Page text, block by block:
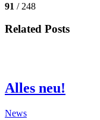
91 / 248
Related Posts
Alles neu!
News